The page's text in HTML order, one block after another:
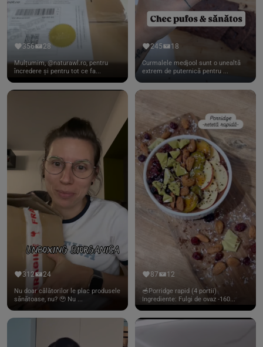
356 28
Mulțumim, @naturawl.ro, pentru
încredere și pentru tot ce fa...
245 18
Curmalele medjool sunt o unealtă
extrem de puternică pentru ...
312 24
Nu doar călătorilor le plac produsele
sănătoase, nu? 🥹 Nu ...
87 12
🥣Porridge rapid (4 portii)
Ingrediente: Fulgi de ovaz -160...